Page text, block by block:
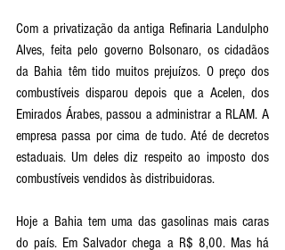
Com a privatização da antiga Refinaria Landulpho
Alves, feita pelo governo Bolsonaro, os cidadãos
da Bahia têm tido muitos prejuízos. O preço dos
combustíveis disparou depois que a Acelen, dos
Emirados Árabes, passou a administrar a RLAM. A
empresa passa por cima de tudo. Até de decretos
estaduais. Um deles diz respeito ao imposto dos
combustíveis vendidos às distribuidoras.
Hoje a Bahia tem uma das gasolinas mais caras
do país. Em Salvador chega a R$ 8,00. Mas há